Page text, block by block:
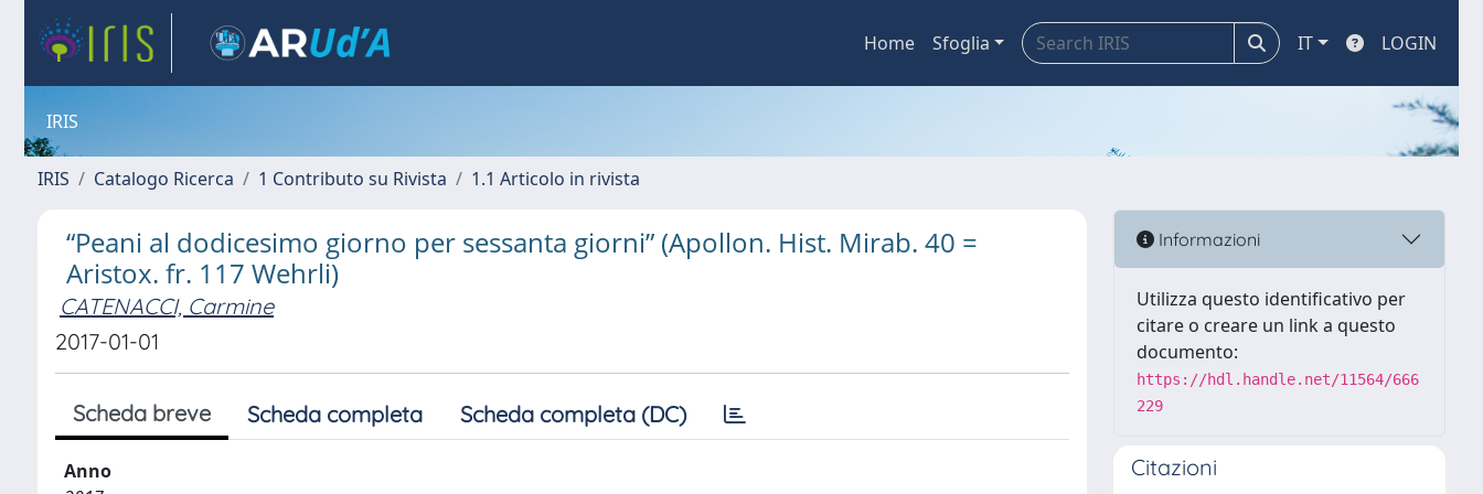
Home Sfoglia IT LOGIN
IRIS
IRIS Catalogo Ricerca 1 Contributo su Rivista 1.1 Articolo in rivista
“Peani al dodicesimo giorno per sessanta giorni” (Apollon. Hist. Mirab. 40 =
Aristox. fr. 117 Wehrli)
CATENACCI, Carmine
2017-01-01
Scheda breve Scheda completa Scheda completa (DC)
Anno
Informazioni
Utilizza questo identificativo per
citare o creare un link a questo
documento:
https://hdl.handle.net/11564/666
229
Citazioni